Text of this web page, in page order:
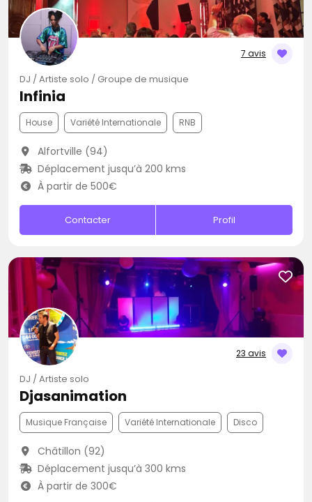
7 avis
DJ / Artiste solo / Groupe de musique
Infinia
House Variété Internationale RNB
Alfortville (94)
Déplacement jusqu’à 200 kms
À partir de 500€
Contacter Profil
23 avis
DJ / Artiste solo
Djasanimation
Musique Française Variété Internationale Disco
Châtillon (92)
Déplacement jusqu’à 300 kms
À partir de 300€